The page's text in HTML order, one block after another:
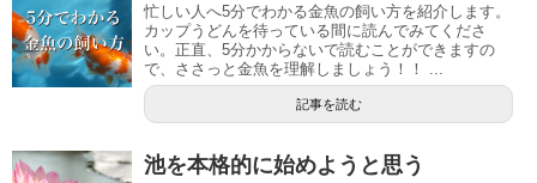
忙しい人へ5分でわかる金魚の飼い方を紹介します。
カップうどんを待っている間に読んでみてくださ
い。正直、5分かからないで読むことができますの
で、ささっと金魚を理解しましょう！！ ...
記事を読む
池を本格的に始めようと思う